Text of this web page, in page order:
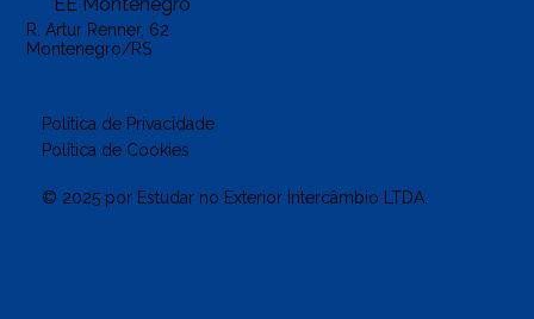
R. Artur Renner, 62
Montenegro/RS
Política de Privacidade
Política de Cookies
© 2025 por Estudar no Exterior Intercâmbio LTDA.